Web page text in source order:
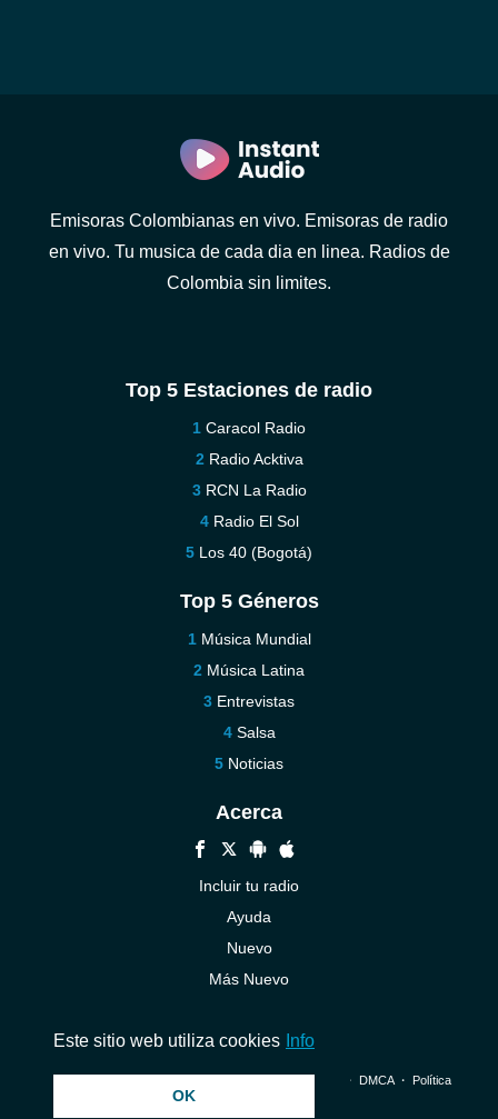
Emisoras Colombianas en vivo. Emisoras de radio
en vivo. Tu musica de cada dia en linea. Radios de
Colombia sin limites.
Top 5 Estaciones de radio
Caracol Radio
Radio Acktiva
RCN La Radio
Radio El Sol
Los 40 (Bogotá)
Top 5 Géneros
Música Mundial
Música Latina
Entrevistas
Salsa
Noticias
Acerca
Incluir tu radio
Ayuda
Nuevo
Más Nuevo
© 2026 InstantAudio. Reservados todos los derechos. ・ DMCA・ Política
Este sitio web utiliza cookies Info
OK